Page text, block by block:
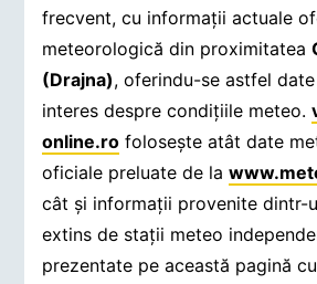
frecvent, cu informații actuale
meteorologică din proximitatea
(Drajna), oferindu-se astfel
interes despre condițiile meteo.
online.ro folosește atât date
oficiale preluate de la
cât și informații provenite dintr-
extins de stații meteo
prezentate pe această pagină